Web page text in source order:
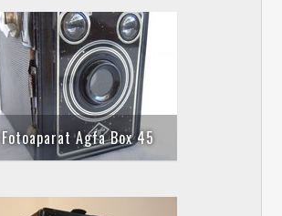
Fotoaparat Agfa Box 45